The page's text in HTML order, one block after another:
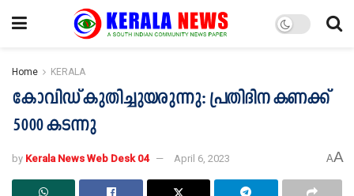
Home KERALA
കോവിഡ് കുതിച്ചുയരുന്നു: പ്രതിദിന കണക്ക്
5000 കടന്നു
by Kerala News Web Desk 04 April 6, 2023 AA